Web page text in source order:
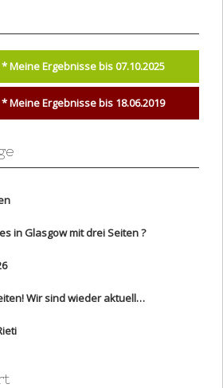
Meine Ergebnisse bis 07.10.2025
Meine Ergebnisse bis 18.06.2019
in Glasgow mit drei Seiten ?
Wir sind wieder aktuell…